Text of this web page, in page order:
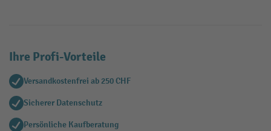
Ihre Profi-Vorteile
Versandkostenfrei ab 250 CHF
Sicherer Datenschutz
Persönliche Kaufberatung